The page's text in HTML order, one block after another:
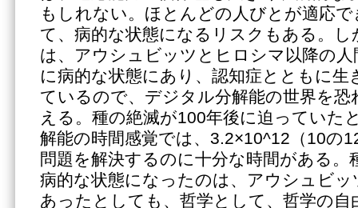
もしれない。ほとんどの人びとが適応
て、病的な状態になるリスクもある。
は、アウシュビッツとヒロシマ以降の
に病的な状態にあり、認知症とともに生
ているので、デジタル分解能の世界を
える。種の絶滅が100年後に迫っていた
解能の時間感覚では、3.2×10^12（10の
問題を解決するのに十分な時間がある。
病的な状態になったのは、アウシュビ
あったとしても、哲学として、哲学の自